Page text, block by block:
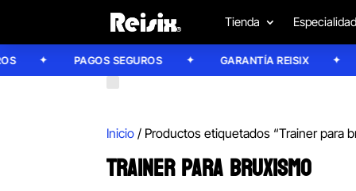
Tienda
PAGOS SEGUROS GARANTÍA REISIX
Inicio / Productos etiquetados “Trainer para
TRAINER PARA BRUXISMO